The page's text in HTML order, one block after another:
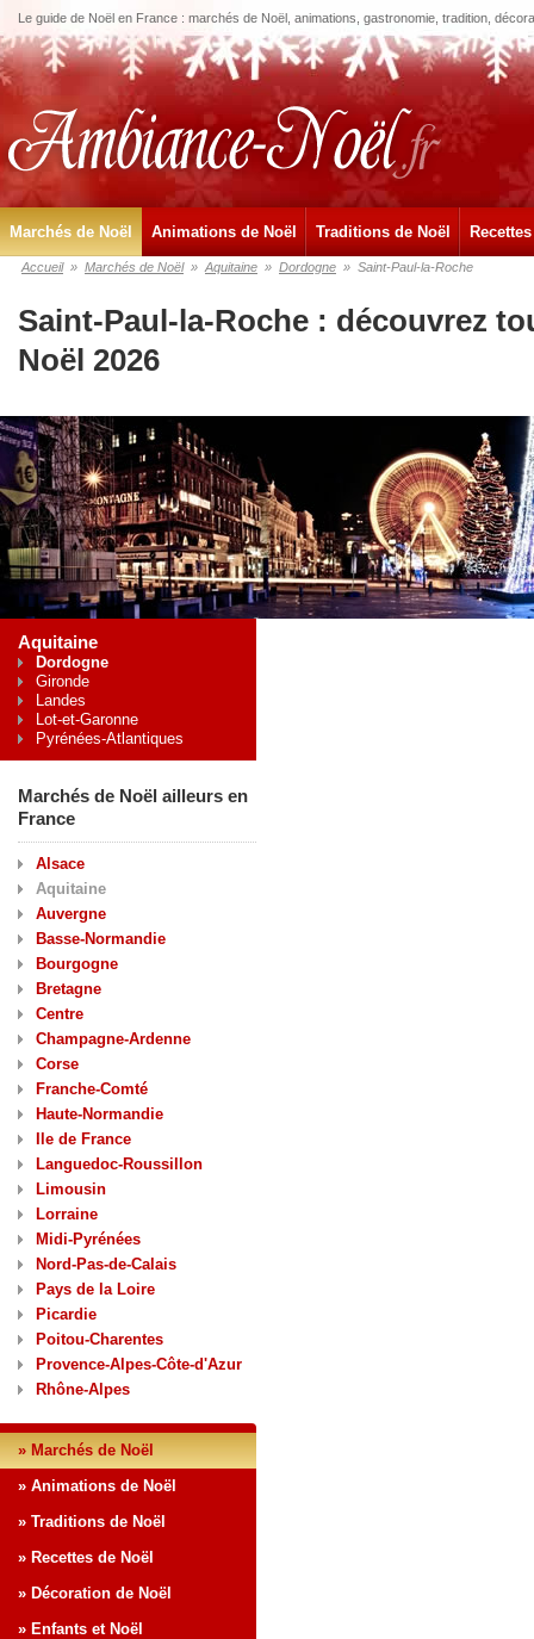
Le guide de Noël en France : marchés de Noël, animations, gastronomie, tradition,
Marchés de Noël Animations de Noël Traditions de Noël
Accueil » Marchés de Noël » Aquitaine » Dordogne » Saint-Paul-la-Roche
Saint-Paul-la-Roche : découvrez
Noël 2026
Aquitaine
Dordogne
Gironde
Landes
Lot-et-Garonne
Pyrénées-Atlantiques
Marchés de Noël ailleurs en
France
Alsace
Aquitaine
Auvergne
Basse-Normandie
Bourgogne
Bretagne
Centre
Champagne-Ardenne
Corse
Franche-Comté
Haute-Normandie
Ile de France
Languedoc-Roussillon
Limousin
Lorraine
Midi-Pyrénées
Nord-Pas-de-Calais
Pays de la Loire
Picardie
Poitou-Charentes
Provence-Alpes-Côte-d'Azur
Rhône-Alpes
» Marchés de Noël
» Animations de Noël
» Traditions de Noël
» Recettes de Noël
» Décoration de Noël
» Enfants et Noël